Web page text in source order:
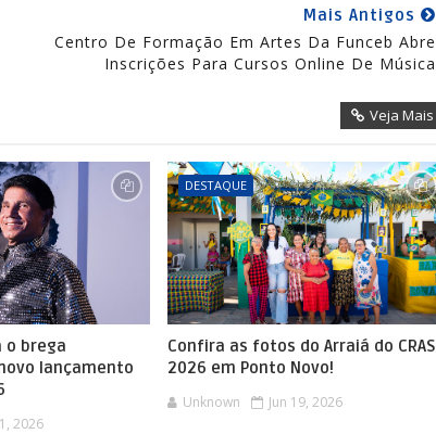
Mais Antigos
Centro De Formação Em Artes Da Funceb Abre
Inscrições Para Cursos Online De Música
Veja Mais
o brega
lançamento
2026
DESTAQUE
Confira as fotos do Arraiá do CRAS
2026 em Ponto Novo!
Unknown Jun 19, 2026